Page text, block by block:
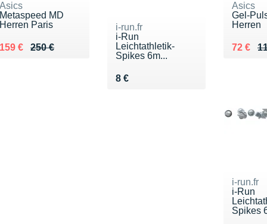
Asics
Metaspeed MD
Herren Paris
250 €
lieu de 250 €
159 € 159 €
i-run.fr
i-Run
Leichtathletik-
Spikes 6m...
8 €
Vendu 8 €
Asics
Gel-
Herren
Au lieu
72 €
Vendu
i-run.fr
i-Run
Spikes